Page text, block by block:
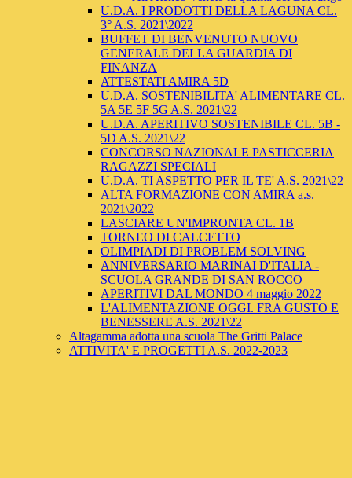
U.D.A. I PRODOTTI DELLA LAGUNA CL.
3° A.S. 2021\2022
BUFFET DI BENVENUTO NUOVO
GENERALE DELLA GUARDIA DI
FINANZA
ATTESTATI AMIRA 5D
U.D.A. SOSTENIBILITA' ALIMENTARE CL.
5A 5E 5F 5G A.S. 2021\22
U.D.A. APERITIVO SOSTENIBILE CL. 5B -
5D A.S. 2021\22
CONCORSO NAZIONALE PASTICCERIA
RAGAZZI SPECIALI
U.D.A. TI ASPETTO PER IL TE' A.S. 2021\22
ALTA FORMAZIONE CON AMIRA a.s.
2021\2022
LASCIARE UN'IMPRONTA CL. 1B
TORNEO DI CALCETTO
OLIMPIADI DI PROBLEM SOLVING
ANNIVERSARIO MARINAI D'ITALIA -
SCUOLA GRANDE DI SAN ROCCO
APERITIVI DAL MONDO 4 maggio 2022
L'ALIMENTAZIONE OGGI. FRA GUSTO E
BENESSERE A.S. 2021\22
Altagamma adotta una scuola The Gritti Palace
ATTIVITA' E PROGETTI A.S. 2022-2023